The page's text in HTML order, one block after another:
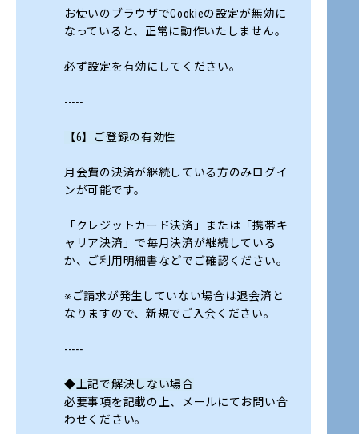
お使いのブラウザでCookieの設定が無効に
なっていると、正常に動作いたしません。
必ず設定を有効にしてください。
-----
【6】ご登録の有効性
月会費の決済が継続している方のみログイ
ンが可能です。
「クレジットカード決済」または「携帯キ
ャリア決済」で毎月決済が継続している
か、ご利用明細書などでご確認ください。
※ご請求が発生していない場合は退会済と
なりますので、新規でご入会ください。
-----
◆上記で解決しない場合
必要事項を記載の上、メールにてお問い合
わせください。